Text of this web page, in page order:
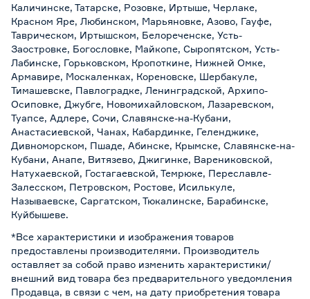
Каличинске, Татарске, Розовке, Иртыше, Черлаке,
Красном Яре, Любинском, Марьяновке, Азово, Гауфе,
Таврическом, Иртышском, Белореченске, Усть-
Заостровке, Богословке, Майкопе, Сыропятском, Усть-
Лабинске, Горьковском, Кропоткине, Нижней Омке,
Армавире, Москаленках, Кореновске, Шербакуле,
Тимашевске, Павлоградке, Ленинградской, Архипо-
Осиповке, Джубге, Новомихайловском, Лазаревском,
Туапсе, Адлере, Сочи, Славянске-на-Кубани,
Анастасиевской, Чанах, Кабардинке, Геленджике,
Дивноморском, Пшаде, Абинске, Крымске, Славянске-на-
Кубани, Анапе, Витязево, Джигинке, Варениковской,
Натухаевской, Гостагаевской, Темрюке, Переславле-
Залесском, Петровском, Ростове, Исилькуле,
Называевске, Саргатском, Тюкалинске, Барабинске,
Куйбышеве.
*Все характеристики и изображения товаров
предоставлены производителями. Производитель
оставляет за собой право изменить характеристики/
внешний вид товара без предварительного уведомления
Продавца, в связи с чем, на дату приобретения товара